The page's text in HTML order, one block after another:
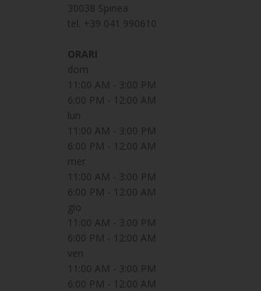
30038 Spinea
tel. +39 041 990610
ORARI
dom
11:00 AM - 3:00 PM
6:00 PM - 12:00 AM
lun
11:00 AM - 3:00 PM
6:00 PM - 12:00 AM
mer
11:00 AM - 3:00 PM
6:00 PM - 12:00 AM
gio
11:00 AM - 3:00 PM
6:00 PM - 12:00 AM
ven
11:00 AM - 3:00 PM
6:00 PM - 12:00 AM